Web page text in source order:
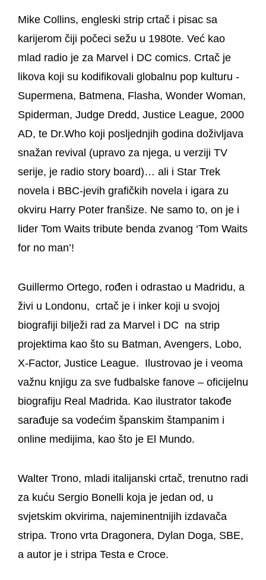
Mike Collins, engleski strip crtač i pisac sa
karijerom čiji počeci sežu u 1980te. Već kao
mlad radio je za Marvel i DC comics. Crtač je
likova koji su kodifikovali globalnu pop kulturu -
Supermena, Batmena, Flasha, Wonder Woman,
Spiderman, Judge Dredd, Justice League, 2000
AD, te Dr.Who koji posljednjih godina doživljava
snažan revival (upravo za njega, u verziji TV
serije, je radio story board)… ali i Star Trek
novela i BBC-jevih grafičkih novela i igara zu
okviru Harry Poter franšize. Ne samo to, on je i
lider Tom Waits tribute benda zvanog ‘Tom Waits
for no man’!
Guillermo Ortego, rođen i odrastao u Madridu, a
živi u Londonu, crtač je i inker koji u svojoj
biografiji bilježi rad za Marvel i DC na strip
projektima kao što su Batman, Avengers, Lobo,
X-Factor, Justice League. Ilustrovao je i veoma
važnu knjigu za sve fudbalske fanove – oficijelnu
biografiju Real Madrida. Kao ilustrator takođe
sarađuje sa vodećim španskim štampanim i
online medijima, kao što je El Mundo.
Walter Trono, mladi italijanski crtač, trenutno radi
za kuću Sergio Bonelli koja je jedan od, u
svjetskim okvirima, najeminentnijih izdavača
stripa. Trono vrta Dragonera, Dylan Doga, SBE,
a autor je i stripa Testa e Croce.